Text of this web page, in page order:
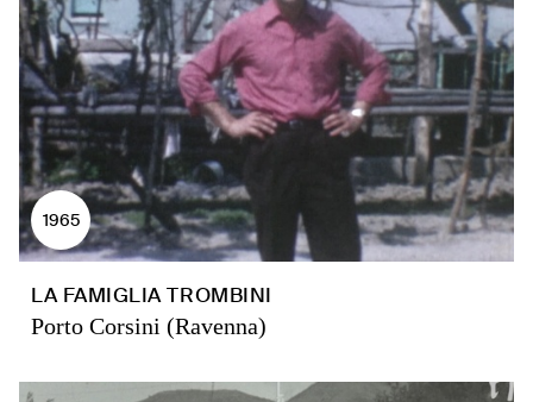
1965
LA FAMIGLIA TROMBINI
Porto Corsini (Ravenna)